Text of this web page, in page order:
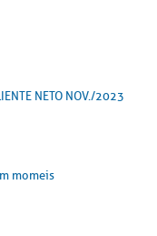
NETO NOV./2023
momeis